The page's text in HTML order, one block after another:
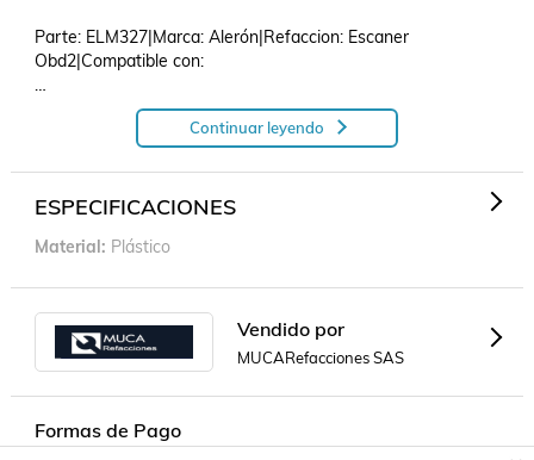
Parte: ELM327|Marca: Alerón|Refaccion: Escaner
Obd2|Compatible con:
Escaner OBD2 ELM327 Para Toyota T100 1995 - 2010
Continuar leyendo
ESPECIFICACIONES
Material Plástico
Vendido por
MUCARefacciones SAS
Formas de Pago